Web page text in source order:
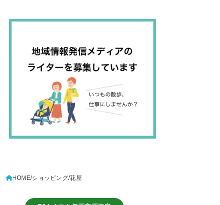
HOME ショッピング 花屋